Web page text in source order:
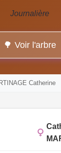
Journalière
🌳 Voir l'arbre
Catherine